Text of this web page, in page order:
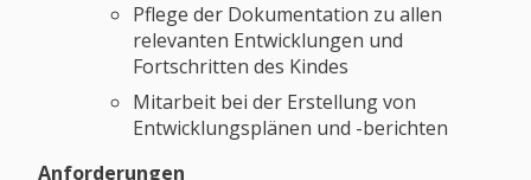
Pflege der Dokumentation zu allen
relevanten Entwicklungen und
Fortschritten des Kindes
Mitarbeit bei der Erstellung von
Entwicklungsplänen und -berichten
Anforderungen